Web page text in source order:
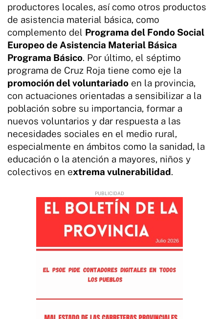
productores locales, así como otros productos
de asistencia material básica, como
complemento del Programa del Fondo Social
Europeo de Asistencia Material Básica
Programa Básico. Por último, el séptimo
programa de Cruz Roja tiene como eje la
promoción del voluntariado en la provincia,
con actuaciones orientadas a sensibilizar a la
población sobre su importancia, formar a
nuevos voluntarios y dar respuesta a las
necesidades sociales en el medio rural,
especialmente en ámbitos como la sanidad, la
educación o la atención a mayores, niños y
colectivos en extrema vulnerabilidad.